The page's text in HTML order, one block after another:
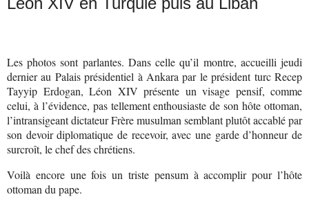
Les photos sont parlantes. Dans celle qu’il montre, accueilli jeudi
dernier au Palais présidentiel à Ankara par le président turc Recep
Tayyip Erdogan, Léon XIV présente un visage pensif, comme
celui, à l’évidence, pas tellement enthousiaste de son hôte ottoman,
l’intransigeant dictateur Frère musulman semblant plutôt accablé par
son devoir diplomatique de recevoir, avec une garde d’honneur de
surcroît, le chef des chrétiens.
Voilà encore une fois un triste pensum à accomplir pour l’hôte
ottoman du pape.